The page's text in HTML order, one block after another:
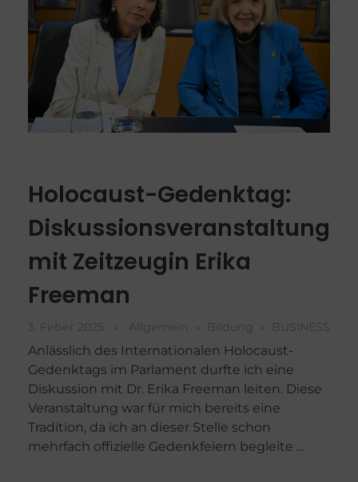
Holocaust-Gedenktag:
Diskussionsveranstaltung
mit Zeitzeugin Erika
Freeman
3. Feber 2025 Allgemein Bildung BUSINESS
Anlässlich des Internationalen Holocaust-
Gedenktags im Parlament durfte ich eine
Diskussion mit Dr. Erika Freeman leiten. Diese
Veranstaltung war für mich bereits eine
Tradition, da ich an dieser Stelle schon
mehrfach offizielle Gedenkfeiern begleite ...